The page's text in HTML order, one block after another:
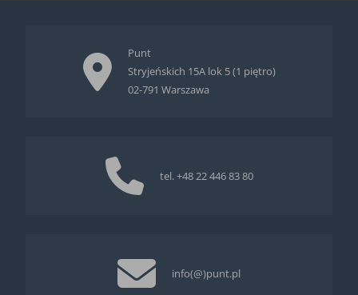
Punt
Stryjeńskich 15A lok 5 (1 piętro)
02-791 Warszawa
tel.+48 22 446 83 80
info(@)punt.pl